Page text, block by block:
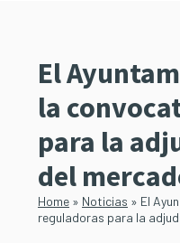
El
la
para la
del
Home » Noticias » El
reguladoras para la